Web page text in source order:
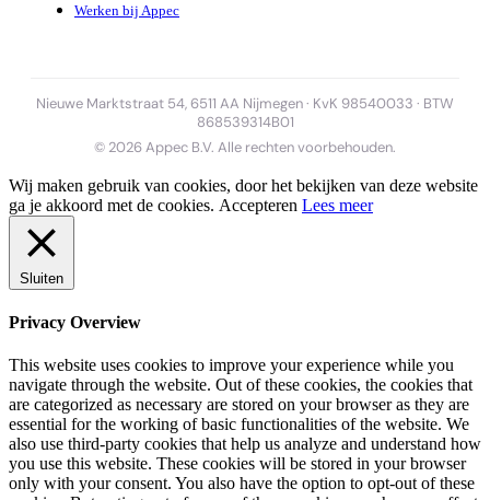
Werken bij Appec
Nieuwe Marktstraat 54, 6511 AA Nijmegen · KvK 98540033 · BTW
868539314B01
© 2026 Appec B.V. Alle rechten voorbehouden.
Wij maken gebruik van cookies, door het bekijken van deze website
ga je akkoord met de cookies. Accepteren Lees meer
Sluiten
Privacy Overview
This website uses cookies to improve your experience while you
navigate through the website. Out of these cookies, the cookies that
are categorized as necessary are stored on your browser as they are
essential for the working of basic functionalities of the website. We
also use third-party cookies that help us analyze and understand how
you use this website. These cookies will be stored in your browser
only with your consent. You also have the option to opt-out of these